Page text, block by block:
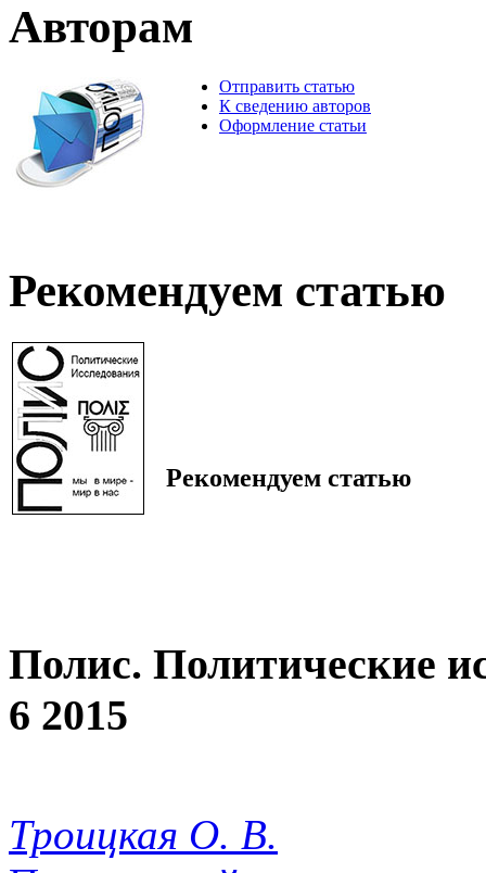
Авторам
Отправить статью
К сведению авторов
Оформление статьи
Рекомендуем статью
Рекомендуем статью
Полис. Политические
6 2015
Троицкая О. В.